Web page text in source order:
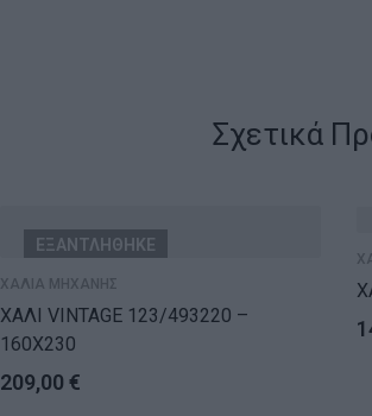
Σχετικά
ΕΞΑΝΤΛΗΘΗΚΕ
ΧΑΛΙΑ ΜΗΧΑΝΗΣ
ΧΑΛΙ VINTAGE 123/493220 –
160X230
209,00 €